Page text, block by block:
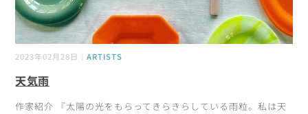
2023年02月28日｜ARTISTS
天気雨
作家紹介 『太陽の光をもらってきらきらしている雨粒。私は天